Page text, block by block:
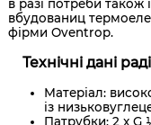
в разі потреби також
вбудованиц
фірми Oventrop.
Технічні дані
Матеріал:
із
Патрубки: 2 x G